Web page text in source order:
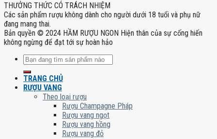
THƯỞNG THỨC CÓ TRÁCH NHIỆM
Các sản phẩm rượu không dành cho người dưới 18 tuổi và phụ nữ
đang mang thai.
Bản quyền © 2024 HẦM RƯỢU NGON Hiện thân của sự cống hiến
không ngừng để đạt tới sự hoàn hảo
Tìm
kiếm:
TRANG CHỦ
RƯỢU VANG
Theo loại rượu
Rượu Champagne Pháp
Rượu vang ngọt
Rượu vang hồng
Rượu vang đỏ